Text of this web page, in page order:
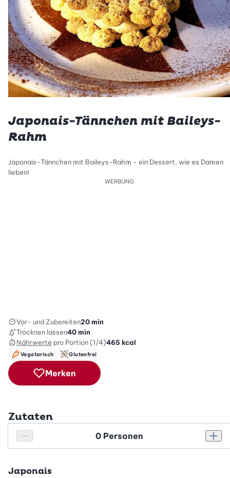
Japonais-Tännchen mit Baileys-
Rahm
Japonais-Tännchen mit Baileys-Rahm - ein Dessert, wie es Damen
lieben!
WERBUNG
Vor- und Zubereiten20 min
Trocknen lassen40 min
Nährwerte pro Portion (1/4)465 kcal
Vegetarisch Glutenfrei
Merken
Zutaten
Personenanzahl verringern
Personenanzahl
Japonais